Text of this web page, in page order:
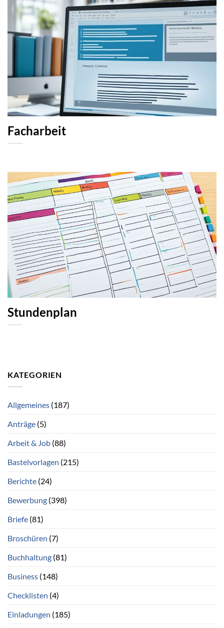
Facharbeit
Stundenplan
KATEGORIEN
Allgemeines (187)
Anträge (5)
Arbeit & Job (88)
Bastelvorlagen (215)
Berichte (24)
Bewerbung (398)
Briefe (81)
Broschüren (7)
Buchhaltung (81)
Business (148)
Checklisten (4)
Einladungen (185)